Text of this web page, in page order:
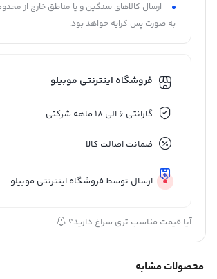
ارسال کالاهای سنگین و یا مناطق خارج از
به صورت پس کرایه خواهد بود.
فروشگاه اینترنتی موبیلو
گارانتی 6 الی 18 ماهه شرکتی
ضمانت اصالت کالا
ارسال توسط فروشگاه اینترنتی موبیلو
آیا قیمت مناسب تری سراغ دارید؟
محصولات مشابه